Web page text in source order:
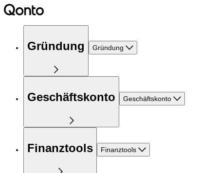
Gründung Gründung
Geschäftskonto Geschäftskonto
Finanztools Finanztools